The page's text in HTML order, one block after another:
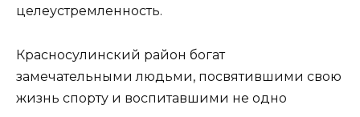
целеустремленность.
Красносулинский район богат
замечательными людьми, посвятившими свою
жизнь спорту и воспитавшими не одно